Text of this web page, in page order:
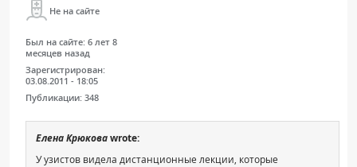
Не на сайте
Был на сайте: 6 лет 8
месяцев назад
Зарегистрирован:
03.08.2011 - 18:05
Публикации: 348
Елена Крюковаwrote:
У узистов видела дистанционные лекции, которые